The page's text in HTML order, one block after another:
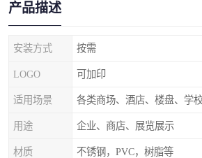
产品描述
安装方式 按需
LOGO 可加印
适用场景 各类商场、酒店、楼盘、学
用途 企业、商店、展览展示
材质 不锈钢，PVC，树脂等